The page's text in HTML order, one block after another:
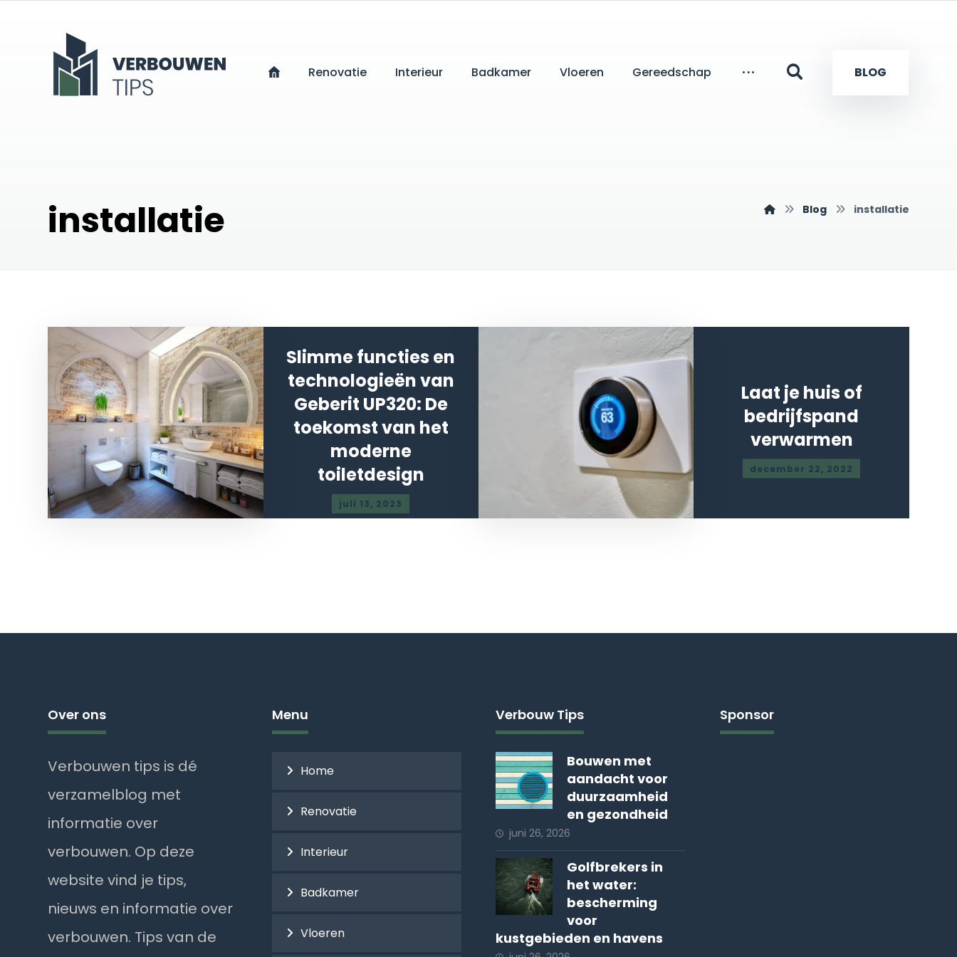
BLOG
Renovatie Interieur Badkamer Vloeren Gereedschap
installatie Blog installatie
Slimme functies en
technologieën van
Geberit UP320: De
toekomst van het
moderne
toiletdesign
juli 13, 2023
Laat je huis of
bedrijfspand
verwarmen
december 22, 2022
Over ons
Verbouwen tips is dé
verzamelblog met
informatie over
verbouwen. Op deze
website vind je tips,
nieuws en informatie over
verbouwen. Tips van de
Menu
Home
Renovatie
Interieur
Badkamer
Vloeren
Verbouw Tips
Bouwen met
aandacht voor
duurzaamheid
en gezondheid
juni 26, 2026
Golfbrekers in
het water:
bescherming
voor
kustgebieden en havens
Sponsor